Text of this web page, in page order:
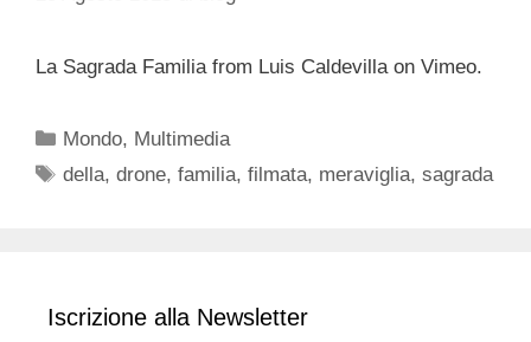
La Sagrada Familia from Luis Caldevilla on Vimeo.
Categorie
Mondo, Multimedia
Tag
della,drone,familia,filmata, meraviglia,sagrada
Iscrizione alla Newsletter